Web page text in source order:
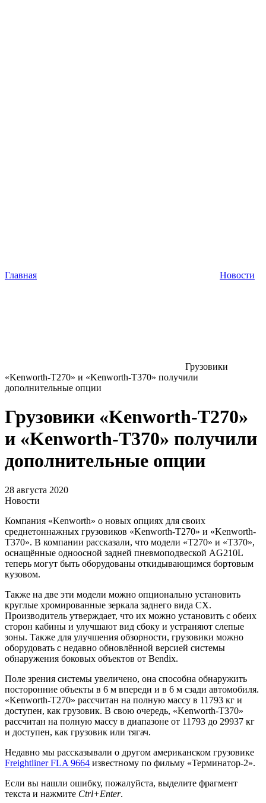
Главная Новости
Грузовики
«Kenworth-T270» и «Kenworth-T370» получили
дополнительные опции
Грузовики «Kenworth-T270»
и «Kenworth-T370» получили
дополнительные опции
28 августа 2020
Новости
Компания «Kenworth» о новых опциях для своих
среднетоннажных грузовиков «Kenworth-T270» и «Kenworth-
T370». В компании рассказали, что модели «T270» и «T370»,
оснащённые одноосной задней пневмоподвеской AG210L
теперь могут быть оборудованы откидывающимся бортовым
кузовом.
Также на две эти модели можно опционально установить
круглые хромированные зеркала заднего вида CX.
Производитель утверждает, что их можно установить с обеих
сторон кабины и улучшают вид сбоку и устраняют слепые
зоны. Также для улучшения обзорности, грузовики можно
оборудовать с недавно обновлённой версией системы
обнаружения боковых объектов от Bendix.
Поле зрения системы увеличено, она способна обнаружить
посторонние объекты в 6 м впереди и в 6 м сзади автомобиля.
«Kenworth-T270» рассчитан на полную массу в 11793 кг и
доступен, как грузовик. В свою очередь, «Kenworth-T370»
рассчитан на полную массу в диапазоне от 11793 до 29937 кг
и доступен, как грузовик или тягач.
Недавно мы рассказывали о другом американском грузовике
Freightliner FLA 9664 известному по фильму «Терминатор-2».
Если вы нашли ошибку, пожалуйста, выделите фрагмент
текста и нажмите Ctrl+Enter.